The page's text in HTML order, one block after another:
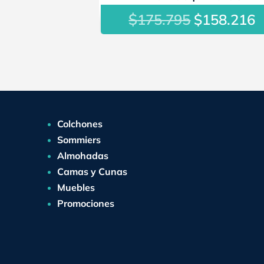
$175.795 El
precio
$158.216El
Colchones
Sommiers
Almohadas
Camas y Cunas
Muebles
Promociones